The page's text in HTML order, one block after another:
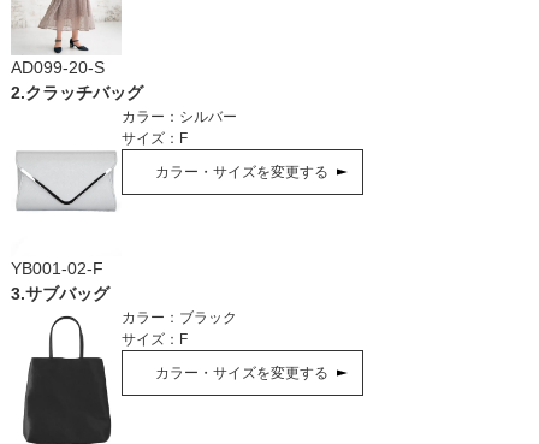
AD099-20-S
2.クラッチバッグ
カラー： シルバー
サイズ： F
カラー・サイズを変更する
YB001-02-F
3.サブバッグ
カラー： ブラック
サイズ： F
カラー・サイズを変更する